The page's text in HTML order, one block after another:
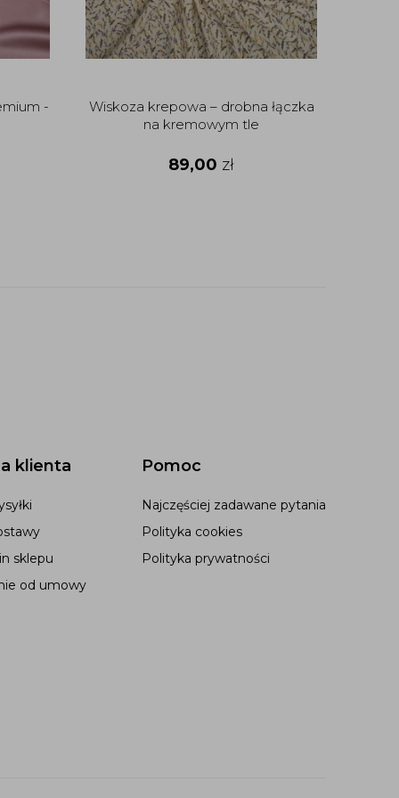
-
Wiskoza krepowa – drobna łączka
na kremowym tle
89,00 zł
klienta
sklepu
od umowy
Pomoc
Najczęściej zadawane pytania
Polityka cookies
Polityka prywatności